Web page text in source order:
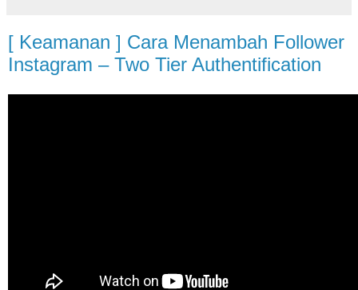
[ Keamanan ] Cara Menambah Follower
Instagram – Two Tier Authentification